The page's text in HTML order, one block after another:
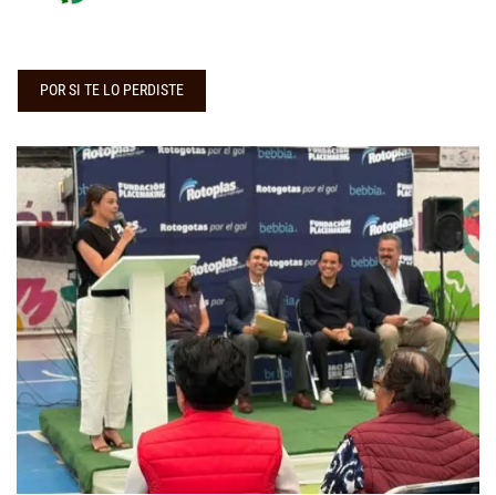
POR SI TE LO PERDISTE